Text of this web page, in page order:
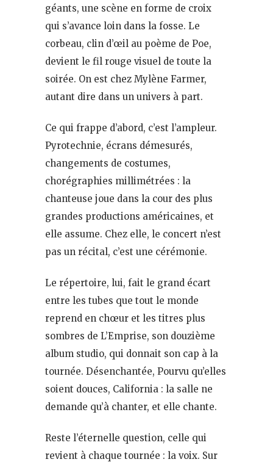
géants, une scène en forme de croix
qui s’avance loin dans la fosse. Le
corbeau, clin d’œil au poème de Poe,
devient le fil rouge visuel de toute la
soirée. On est chez Mylène Farmer,
autant dire dans un univers à part.
Ce qui frappe d’abord, c’est l’ampleur.
Pyrotechnie, écrans démesurés,
changements de costumes,
chorégraphies millimétrées : la
chanteuse joue dans la cour des plus
grandes productions américaines, et
elle assume. Chez elle, le concert n’est
pas un récital, c’est une cérémonie.
Le répertoire, lui, fait le grand écart
entre les tubes que tout le monde
reprend en chœur et les titres plus
sombres de L’Emprise, son douzième
album studio, qui donnait son cap à la
tournée. Désenchantée, Pourvu qu’elles
soient douces, California : la salle ne
demande qu’à chanter, et elle chante.
Reste l’éternelle question, celle qui
revient à chaque tournée : la voix. Sur